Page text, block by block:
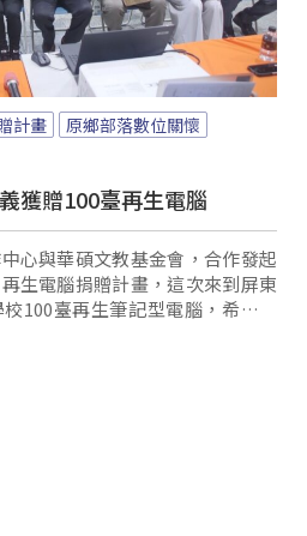
計畫
原鄉部落數位關懷
獲贈100臺再生電腦
心與華碩文教基金會，合作發起
生電腦捐贈計畫，這次來到屏東
100臺再生筆記型電腦，希望促
習機會，並成為教育與地方發展